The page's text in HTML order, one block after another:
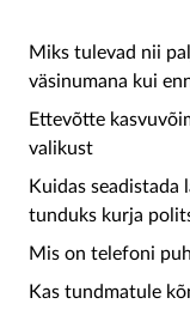
Miks tulevad nii
väsinumana kui
Ettevõtte
valikust
Kuidas
tunduks kurja
Mis on telefoni
Kas tundmatule